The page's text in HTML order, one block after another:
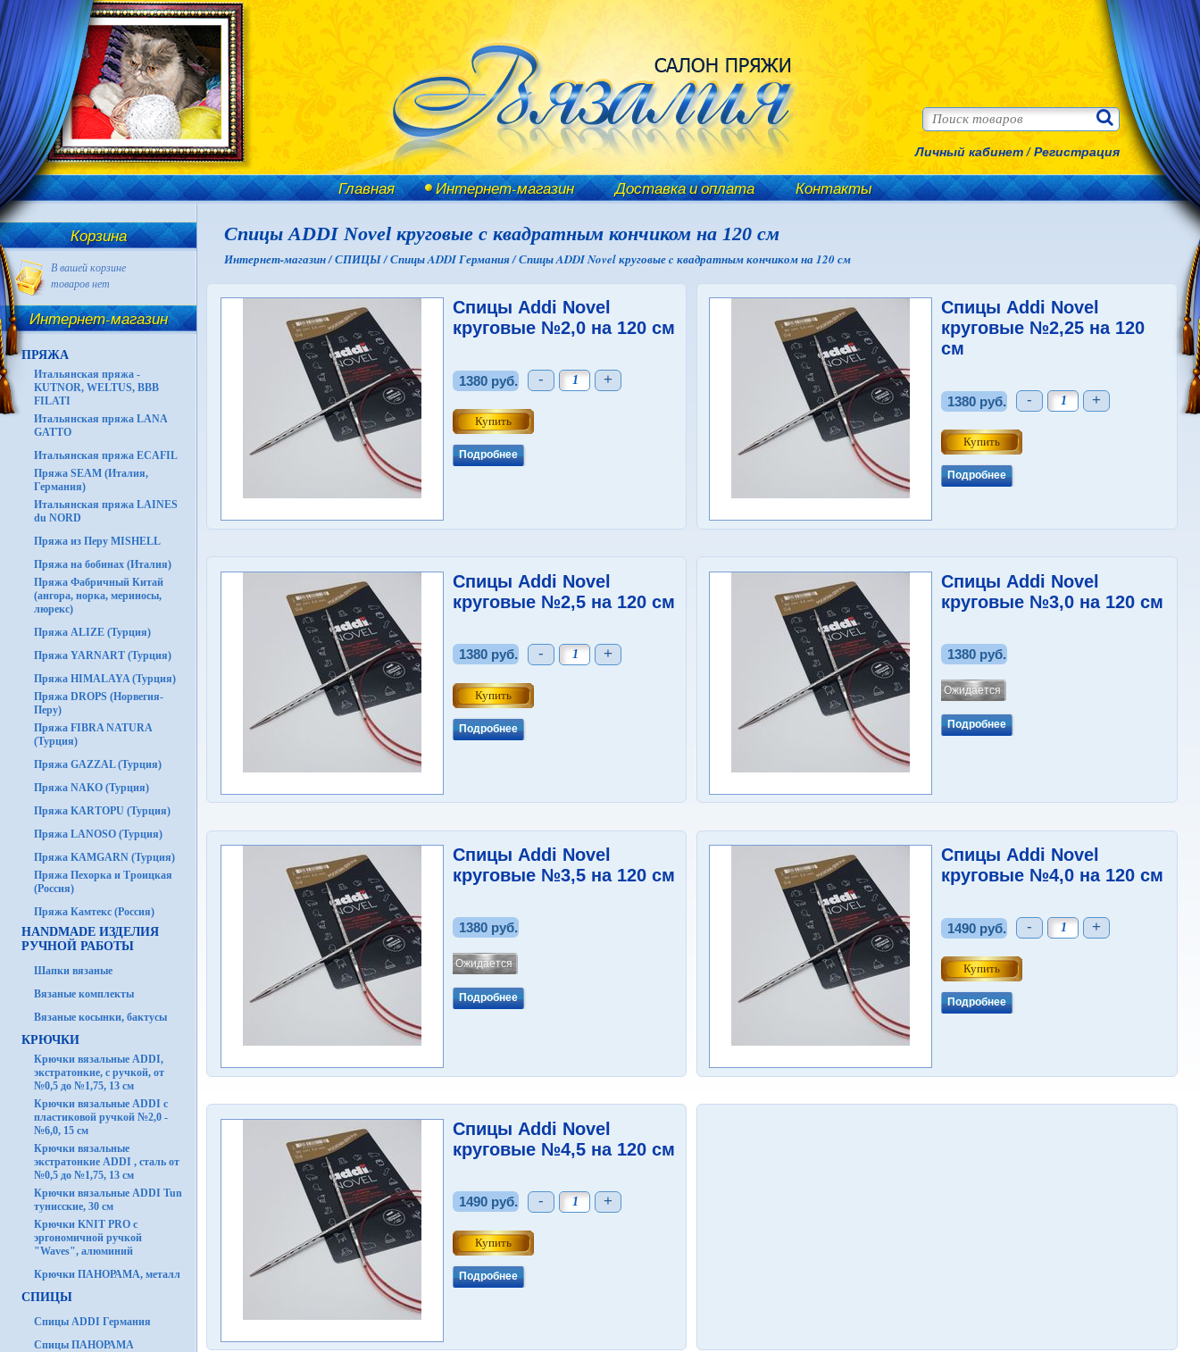
Личный кабинет/Регистрация
Главная Интернет-магазин Доставка и оплата Контакты
Корзина
В вашей корзине
товаров нет
Интернет-магазин
ПРЯЖА
Итальянская пряжа -
KUTNOR, WELTUS, BBB
FILATI
Итальянская пряжа LANA
GATTO
Итальянская пряжа ECAFIL
Пряжа SEAM (Италия,
Германия)
Итальянская пряжа LAINES
du NORD
Пряжа из Перу MISHELL
Пряжа на бобинах (Италия)
Пряжа Фабричный Китай
(ангора, норка, мериносы,
люрекс)
Пряжа ALIZE (Турция)
Пряжа YARNART (Турция)
Пряжа HIMALAYA (Турция)
Пряжа DROPS (Норвегия-
Перу)
Пряжа FIBRA NATURA
(Турция)
Пряжа GAZZAL (Турция)
Пряжа NAKO (Турция)
Пряжа KARTOPU (Турция)
Пряжа LANOSO (Турция)
Пряжа KAMGARN (Турция)
Пряжа Пехорка и Троицкая
(Россия)
Пряжа Камтекс (Россия)
HANDMADE ИЗДЕЛИЯ
РУЧНОЙ РАБОТЫ
Шапки вязаные
Вязаные комплекты
Вязаные косынки, бактусы
КРЮЧКИ
Крючки вязальные ADDI,
экстратонкие, с ручкой, от
№0,5 до №1,75, 13 см
Крючки вязальные ADDI с
пластиковой ручкой №2,0 -
№6,0, 15 см
Крючки вязальные
экстратонкие ADDI , сталь от
№0,5 до №1,75, 13 см
Крючки вязальные ADDI Tun
тунисские, 30 см
Крючки KNIT PRO с
эргономичной ручкой
"Waves", алюминий
Крючки ПАНОРАМА, металл
СПИЦЫ
Спицы ADDI Германия
Спицы ПАНОРАМА
Спицы ADDI Novel круговые c квадратным кончиком на 120 см
Интернет-магазин /СПИЦЫ /Спицы ADDI Германия /Спицы ADDI Novel круговые c квадратным кончиком на 120 см
Спицы Addi Novel
круговые №2,0 на 120 см
1380 руб. - +
Подробнее
Спицы Addi Novel
круговые №2,25 на 120
см
1380 руб. - +
Подробнее
Спицы Addi Novel
круговые №2,5 на 120 см
1380 руб. - +
Подробнее
Спицы Addi Novel
круговые №3,0 на 120 см
1380 руб.
Ожидается
Подробнее
Спицы Addi Novel
круговые №3,5 на 120 см
1380 руб.
Ожидается
Подробнее
Спицы Addi Novel
круговые №4,0 на 120 см
1490 руб. - +
Подробнее
Спицы Addi Novel
круговые №4,5 на 120 см
1490 руб. - +
Подробнее